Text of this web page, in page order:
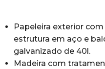
Papeleira exterior
estrutura em aço e
galvanizado de 40l.
Madeira com